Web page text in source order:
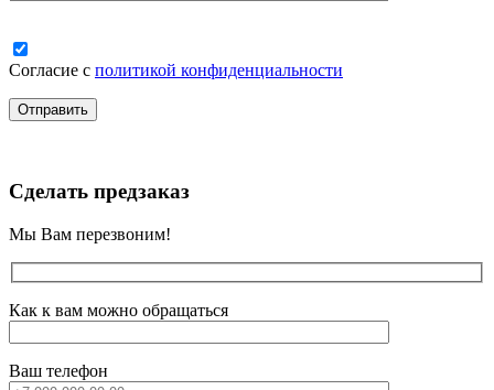
Согласие с политикой конфиденциальности
Сделать предзаказ
Мы Вам перезвоним!
Как к вам можно обращаться
Ваш телефон